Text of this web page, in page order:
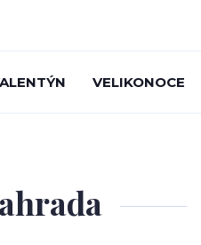
VELIKONOCE